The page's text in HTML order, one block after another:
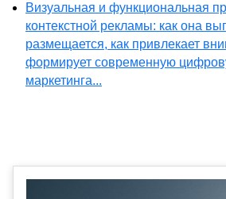
Визуальная и функциональная
контекстной рекламы: как она
размещается, как привлекает
формирует современную
маркетинга...